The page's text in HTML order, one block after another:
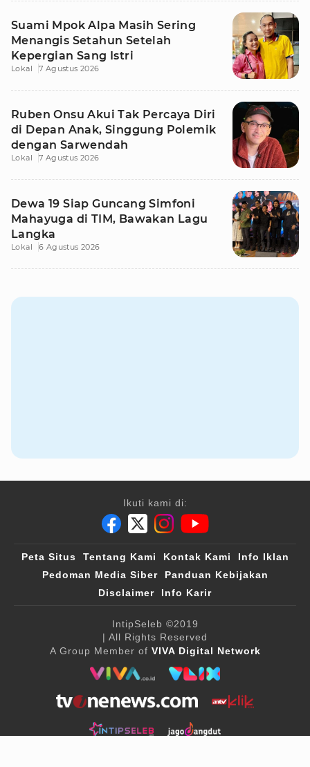
Suami Mpok Alpa Masih Sering
Menangis Setahun Setelah
Kepergian Sang Istri
Lokal 7 Agustus 2026
Ruben Onsu Akui Tak Percaya Diri
di Depan Anak, Singgung Polemik
dengan Sarwendah
Lokal 7 Agustus 2026
Dewa 19 Siap Guncang Simfoni
Mahayuga di TIM, Bawakan Lagu
Langka
Lokal 6 Agustus 2026
Ikuti kami di:
Peta Situs Tentang Kami Kontak Kami
Info Iklan
Pedoman Media Siber
Panduan Kebijakan
Disclaimer
Info Karir
IntipSeleb ©2019
| All Rights Reserved
A Group Member of VIVA Digital Network